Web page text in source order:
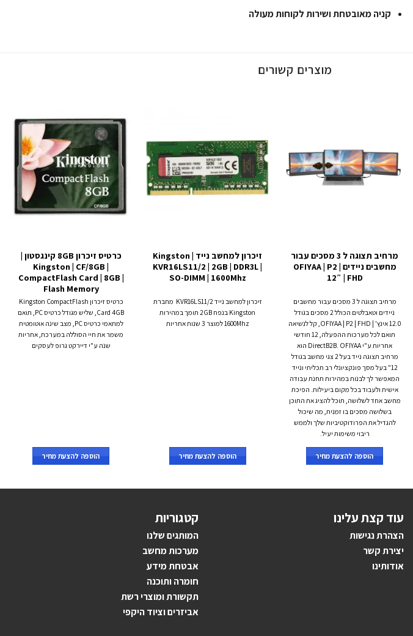
קניה מאובטחת ושירות לקוחות מעולה
מוצרים קשורים
מרחיב תצוגה ל 3 מסכים עבור
מחשבים ניידים OFIYAA | P2 |
12″ | FHD
מרחיב תצוגה ל 3 מסכים עבור מחשבים
ניידים וטאבלטים הכולל 2 מסכים בגודל
12.0 אינץ' | OFIYAA | P2 | FHD, קל לנשיאה
תואם לכל מערכות ההפעלה, 12 חודשי
אחריות ע"י DirectB2B. OFIYAA הוא
מרחיב תצוגה נייד בעל 2 צגי מחשב בגודל
12" בעל מסך פונקציונלי רב תכליתי ונייד
המאפשר לך לבנות במהירות תחנת עבודה
אישית ולעבוד בכל מקום ביעילות. הפיכת
מחשב אחד לשלושה, תוכל להציג את התוכן
בשלושה מסכים בו זמנית, מה שיכול
להגדיל את הפרודוקטיביות שלך ולממש
ריבוי משימות יעיל.
הוספה להצעת מחיר
זיכרון למחשב נייד Kingston |
KVR16LS11/2 | 2GB | DDR3L |
SO-DIMM | 1600Mhz
זיכרון למחשב נייד KVR16LS11/2 מחברת
Kingston בנפח 2GB תומך במהירות
1600Mhz למוצר 3 שנות אחריות
הוספה להצעת מחיר
כרטיס זיכרון 8GB קינגסטון |
Kingston | CF/8GB |
CompactFlash Card | 8GB |
Flash Memory
כרטיס זיכרון Kingston CompactFlash
Card 4GB, שליש מגודל כרטיס PC, תואם
למתאמי כרטיס PC, מצב שינה אוטומטית
משמר את חיי הסוללה במערכת, אחריות
שנה ע"י דיירקט גרופ לעסקים
הוספה להצעת מחיר
עוד קצת עלינו
הצהרת נגישות
יצירת קשר
אודותינו
קטגוריות
המותגים שלנו
מערכות מחשב
אבטחת מידע
חומרה ותוכנה
תקשורת ומוצרי רשת
אביזרים וציוד היקפי